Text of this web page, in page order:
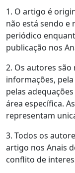
1. O artigo é
não está sendo e
periódico
publicação nos
2. Os autores são
informações,
pelas
área específica.
representam
3. Todos os
artigo nos Anais
conflito de